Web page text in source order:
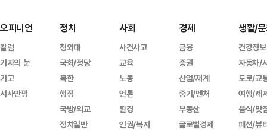
오피니언
칼럼
기자의 눈
기고
시사만평
정치
청와대
국회/정당
북한
행정
국방/외교
정치일반
사회
사건사고
교육
노동
언론
환경
인권/복지
경제
금융
증권
산업/재계
중기/벤처
부동산
글로벌경제
생활/
건강정보
자동차/
도로/교
여행/레
음식/맛
패션/뷰